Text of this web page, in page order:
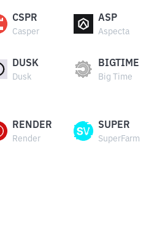
CSPR
Casper
ASP
Aspecta
DUSK
Dusk
BIGTIME
Big Time
RENDER
Render
SUPER
SuperFarm